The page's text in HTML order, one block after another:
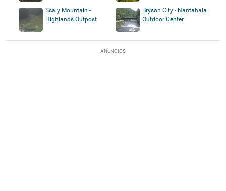
Scaly Mountain -
Highlands Outpost
Bryson City - Nantahala
Outdoor Center
ANUNCIOS